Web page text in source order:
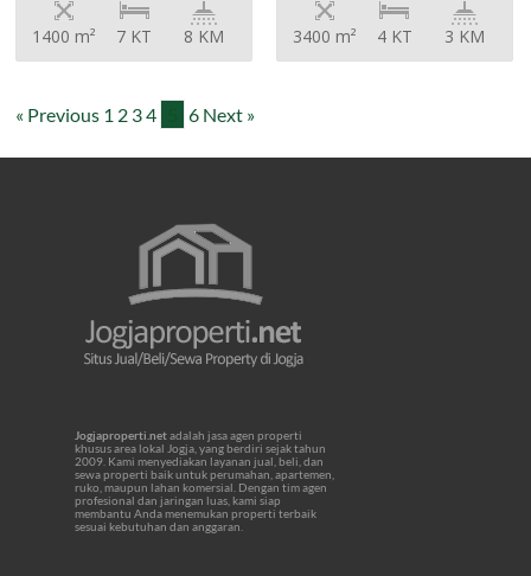
1400 m² 7 KT 8 KM 3400 m² 4 KT 3 KM
« Previous 1 2 34 6 Next »
Jogjaproperti.netadalah jasa agen properti
khusus area lokal Jogja, yang berdiri sejak tahun
2009. Kami menyediakan layanan jual, beli, dan
sewa properti baik untuk perumahan, apartemen,
ruko, maupun lahan komersial. Dengan tim agen
profesional dan jaringan luas, kami siap
membantu Anda menemukan properti terbaik
sesuai kebutuhan dan anggaran.